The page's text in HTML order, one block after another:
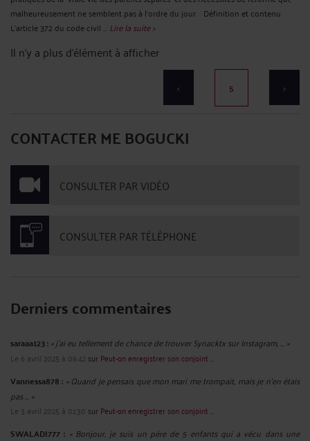
malheureusement ne semblent pas à l'ordre du jour. Définition et contenu
L'article 372 du code civil ... Lire la suite >
Il n'y a plus d'élément à afficher
< 5 >
CONTACTER ME BOGUCKI
CONSULTER PAR VIDÉO
CONSULTER PAR TÉLÉPHONE
Derniers commentaires
saraaa123 :« j'ai eu tellement de chance de trouver Synacktx sur Instagram, ... »
Le 6 avril 2025 à 06:42sur Peut-on enregistrer son conjoint ...
Vannessa878 : « Quand je pensais que mon mari me trompait, mais je n'en étais
pas ... »
Le 3 avril 2025 à 01:30 sur Peut-on enregistrer son conjoint ...
SWALADI777 : « Bonjour, je suis un père de 5 enfants qui a vécu dans une